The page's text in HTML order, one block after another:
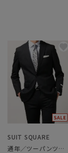
SUIT SQUARE
通年／ツーパンツスーツ